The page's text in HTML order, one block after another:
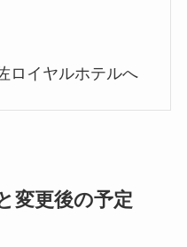
ロイヤルホテルへ
変更後の予定